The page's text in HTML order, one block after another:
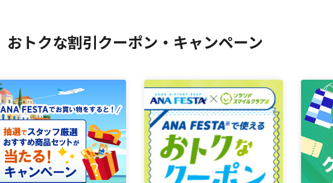
おトクな割引クーポン・キャンペーン